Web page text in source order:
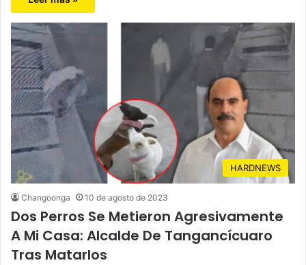
HARDNEWS
Changoonga 10 de agosto de 2023
Dos Perros Se Metieron Agresivamente
A Mi Casa: Alcalde De Tangancícuaro
Tras Matarlos